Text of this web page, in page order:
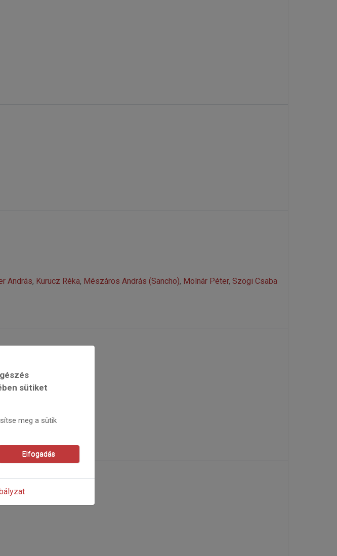
András, Kurucz Réka, Mészáros András (Sancho), Molnár Péter, Szögi Csaba
- IV. rész
sütiket
meg a sütik
Elfogadás